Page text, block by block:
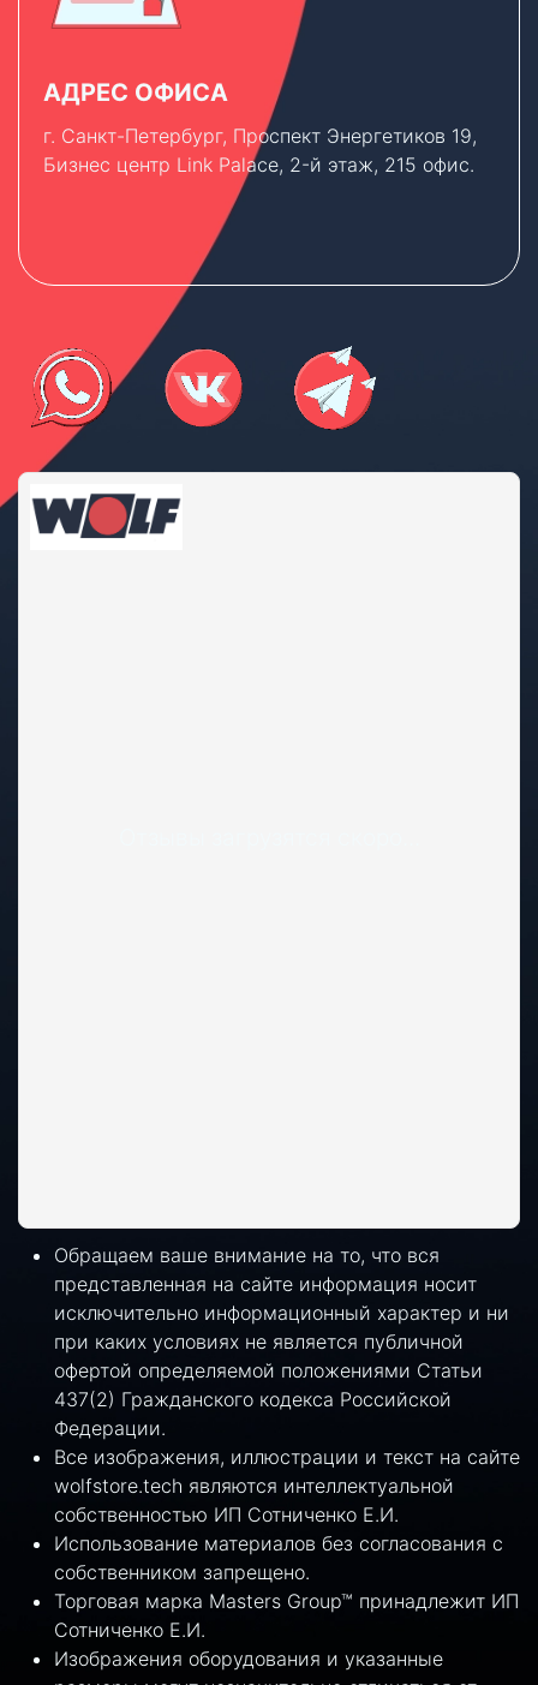
АДРЕС ОФИСА
г. Санкт-Петербург, Проспект Энергетиков 19,
Бизнес центр Link Palace, 2-й этаж, 215 офис.
Обращаем ваше внимание на то, что вся
представленная на сайте информация носит
исключительно информационный характер и ни
при каких условиях не является публичной
офертой определяемой положениями Статьи
437(2) Гражданского кодекса Российской
Федерации.
Все изображения, иллюстрации и текст на сайте
wolfstore.tech являются интеллектуальной
собственностью ИП Сотниченко Е.И.
Использование материалов без согласования с
собственником запрещено.
Торговая марка Masters Group™ принадлежит ИП
Сотниченко Е.И.
Изображения оборудования и указанные